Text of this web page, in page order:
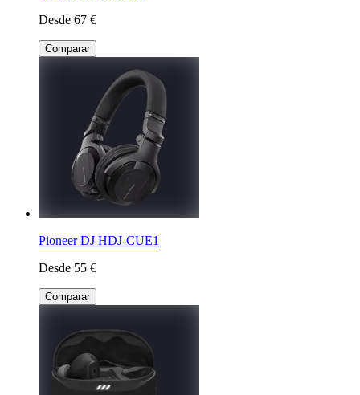
Desde 67 €
Comparar
Pioneer DJ HDJ-CUE1
Desde 55 €
Comparar